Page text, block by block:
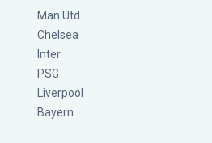
Man Utd
Chelsea
Inter
PSG
Liverpool
Bayern